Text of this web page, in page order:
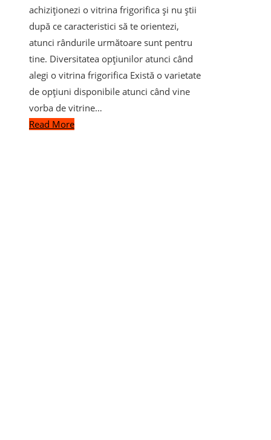
achiziționezi o vitrina frigorifica și nu știi
după ce caracteristici să te orientezi,
atunci rândurile următoare sunt pentru
tine. Diversitatea opțiunilor atunci când
alegi o vitrina frigorifica Există o varietate
de opțiuni disponibile atunci când vine
vorba de vitrine…
Read More